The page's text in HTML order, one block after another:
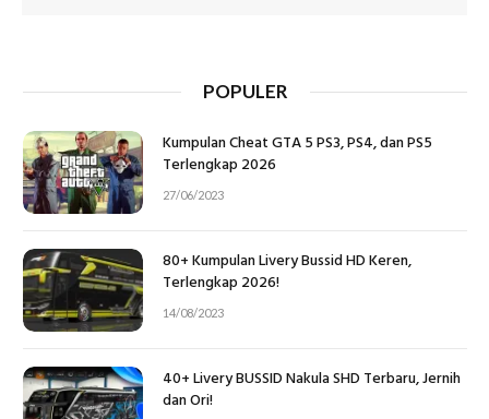
POPULER
Kumpulan Cheat GTA 5 PS3, PS4, dan PS5
Terlengkap 2026
27/06/2023
80+ Kumpulan Livery Bussid HD Keren,
Terlengkap 2026!
14/08/2023
40+ Livery BUSSID Nakula SHD Terbaru, Jernih
dan Ori!